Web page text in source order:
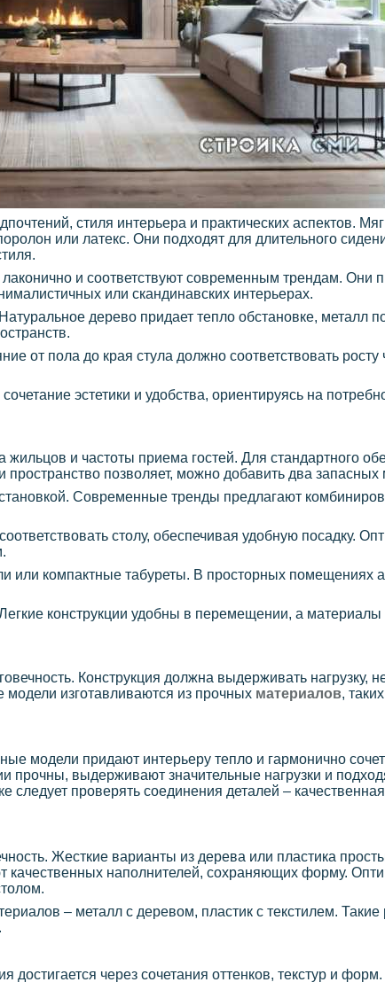
стиля интерьера и практических аспектов.
или латекс. Они подходят для длительного
и соответствуют современным трендам. Они
или скандинавских интерьерах.
дерево придает тепло обстановке, металл
от пола до края стула должно соответствовать росту
эстетики и удобства, ориентируясь на
жильцов и частоты приема гостей. Для стандартного
пространство позволяет, можно добавить два запасных
Современные тренды предлагают
столу, обеспечивая удобную посадку.
или компактные табуреты. В просторных помещениях
конструкции удобны в перемещении, а
Конструкция должна выдерживать нагрузку,
изготавливаются из прочных материалов,
модели придают интерьеру тепло и гармонично
прочны, выдерживают значительные нагрузки и
проверять соединения деталей –
Жесткие варианты из дерева или пластика
наполнителей, сохраняющих форму.
– металл с деревом, пластик с текстилем.
через сочетания оттенков, текстур и